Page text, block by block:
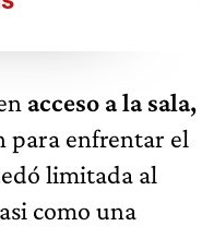
acceso a la sala,
para enfrentar el
limitada al
como una